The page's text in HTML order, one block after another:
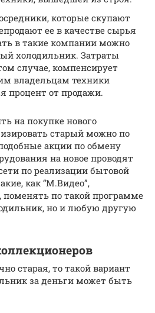
которые скупают
ее в качестве сырья
в такие компании можно
холодильник. Затраты
случае, компенсирует
владельцам техники
процент от продажи.
на покупке нового
старый можно по
акции по обмену
на новое проводят
по реализации бытовой
как “М.Видео”,
поменять по такой программе
но и любую другую
старая, то такой вариант
за деньги может быть